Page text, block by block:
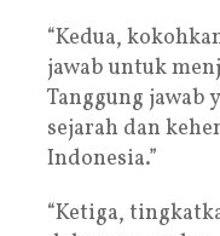
“Kedua,
jawab untuk
Tanggung jawab
sejarah dan
Indonesia.”
“Ketiga,